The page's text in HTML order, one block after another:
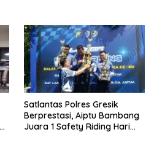
Satlantas Polres Gresik
Berprestasi, Aiptu Bambang
Juara 1 Safety Riding Hari